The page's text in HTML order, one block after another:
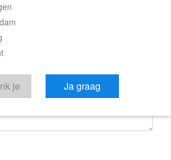
bericht
sturen kom je in contact met de
van de woning.
je Ja graag